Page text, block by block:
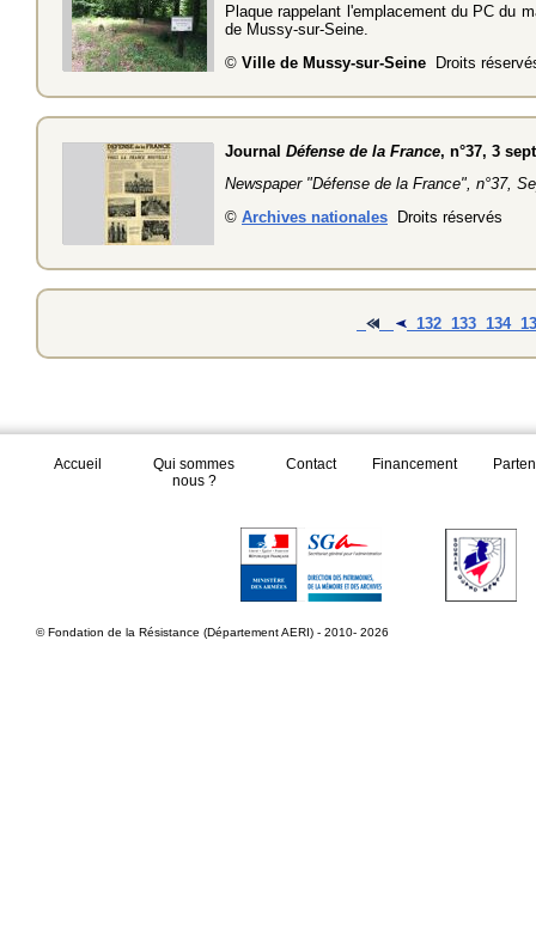
Plaque rappelant l'emplacement du PC du
de Mussy-sur-Seine.
© Ville de Mussy-sur-Seine Droits
Journal Défense de la France, n°37, 3
Newspaper "Défense de la France", n°37,
© Archives nationales Droits réservés
132 133 134
Accueil
Qui sommes
nous ?
Contact Financement
© Fondation de la Résistance (Département AERI) - 2010- 2026